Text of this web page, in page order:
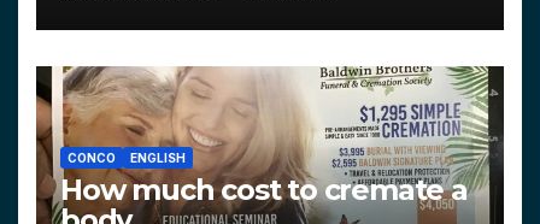
CONCO ENGLISH
How much cost to cremate a